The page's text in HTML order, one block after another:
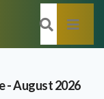
- August 2026